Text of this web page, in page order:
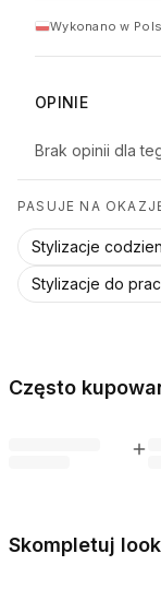
Pielęgnacja
Prać w pralce w
Rozmiar
Biust
M
L 97
Wykonano w
OPINIE
Brak opinii dla
PASUJE NA
Stylizacje
Stylizacje do
Często
Skompletuj look